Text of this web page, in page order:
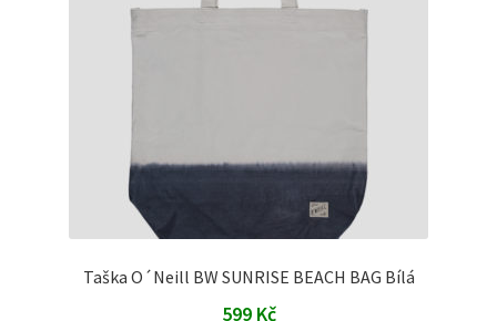
Taška O´Neill BW SUNRISE BEACH BAG Bílá
599 Kč